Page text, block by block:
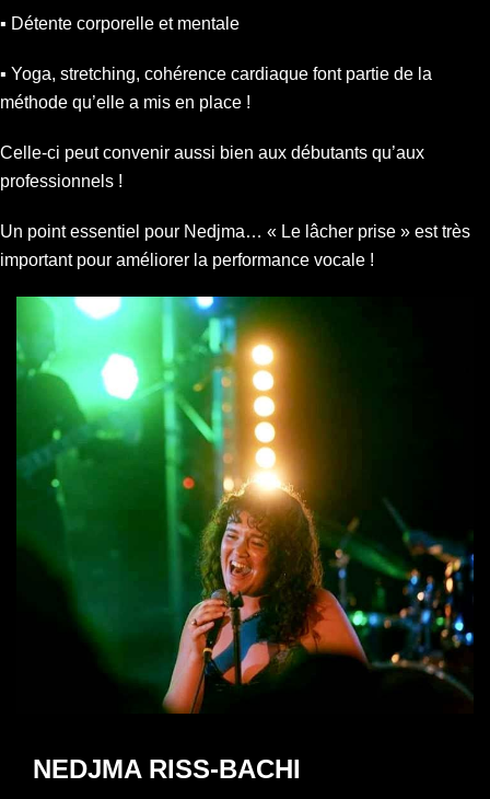
▪︎ Détente corporelle et mentale
▪︎ Yoga, stretching, cohérence cardiaque font partie de la
méthode qu’elle a mis en place !
Celle-ci peut convenir aussi bien aux débutants qu’aux
professionnels !
Un point essentiel pour Nedjma… « Le lâcher prise » est très
important pour améliorer la performance vocale !
NEDJMA RISS-BACHI